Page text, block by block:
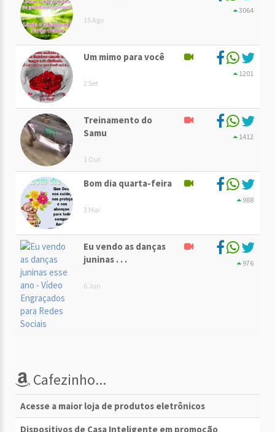
15 Ago
3064
Um mimo para você
2 Set
1201
Treinamento do
Samu
1 Out
1412
Bom dia quarta-feira
3 Mai
988
Eu vendo as danças
juninas . . .
6 Jun
976
Cafezinho...
Acesse a maior loja de produtos eletrônicos
Dispositivos de Casa Inteligente em promoção